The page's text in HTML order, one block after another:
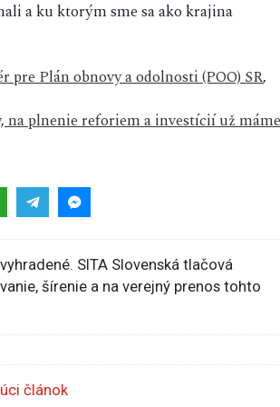
a ku ktorým sme sa ako krajina
pre Plán obnovy a odolnosti (POO) SR,
na plnenie reforiem a investícií už máme
SITA Slovenská tlačová
šírenie a na verejný prenos tohto
článok